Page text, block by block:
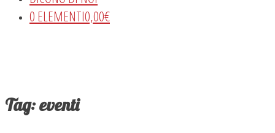
0 ELEMENTI0,00€
Tag:eventi